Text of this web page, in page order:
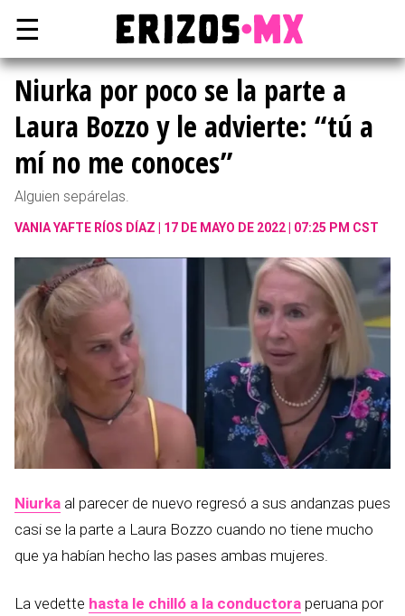
☰
Niurka por poco se la parte a
Laura Bozzo y le advierte: “tú a
mí no me conoces”
Alguien sepárelas.
VANIA YAFTE RÍOS DÍAZ 17 DE MAYO DE 2022 | 07:25 PM CST
Niurka al parecer de nuevo regresó a sus andanzas pues
casi se la parte a Laura Bozzo cuando no tiene mucho
que ya habían hecho las pases ambas mujeres.
La vedette hasta le chilló a la conductora peruana por